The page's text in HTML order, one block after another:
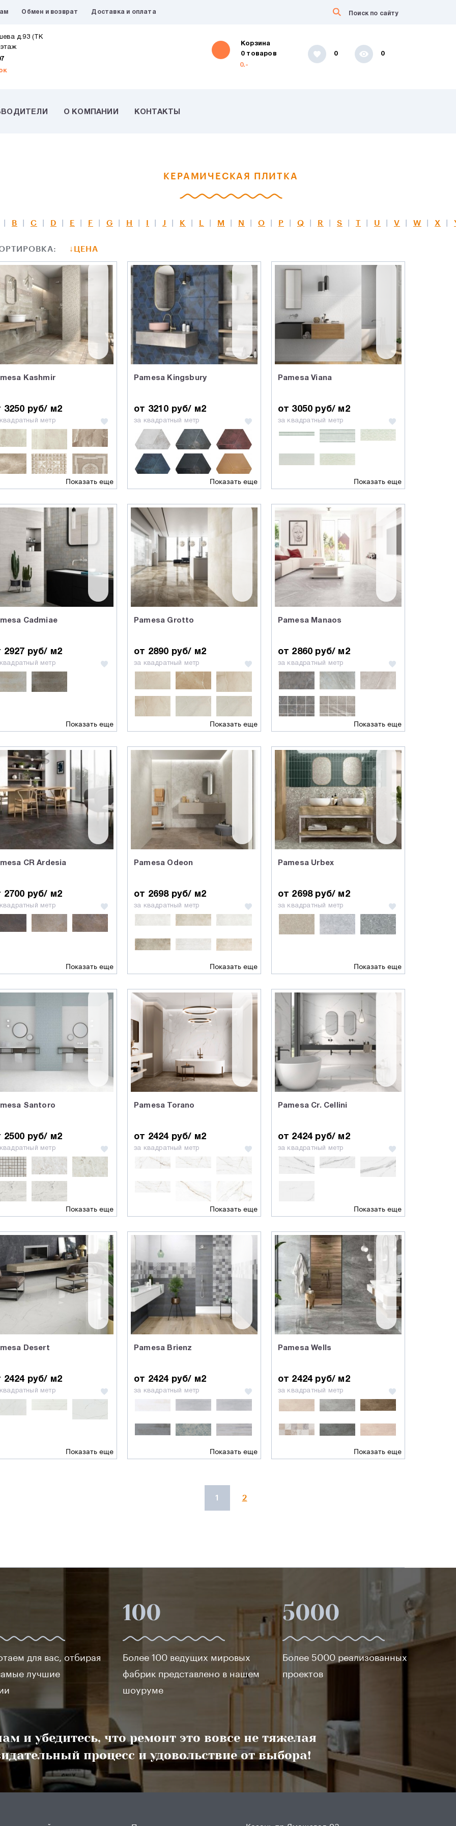
Обмен и возврат Доставка и оплата
д.93 (ТК
Корзина
0 товаров
0.-
0 0
О КОМПАНИИ КОНТАКТЫ
КЕРАМИЧЕСКАЯ ПЛИТКА
B C D E F G H J K M N O P Q R S T U V W X
ЦЕНА
Kashmir
3250 руб/ м2
метр
Показать еще
Pamesa Kingsbury
от 3210 руб/ м2
за квадратный метр
Показать еще
Pamesa Viana
от 3050 руб/ м2
за квадратный метр
Показать еще
Cadmiae
2927 руб/ м2
метр
Показать еще
Pamesa Grotto
от 2890 руб/ м2
за квадратный метр
Показать еще
Pamesa Manaos
от 2860 руб/ м2
за квадратный метр
Показать еще
CR Ardesia
2700 руб/ м2
метр
Показать еще
Pamesa Odeon
от 2698 руб/ м2
за квадратный метр
Показать еще
Pamesa Urbex
от 2698 руб/ м2
за квадратный метр
Показать еще
Santoro
2500 руб/ м2
метр
Показать еще
Pamesa Torano
от 2424 руб/ м2
за квадратный метр
Показать еще
Pamesa Cr. Cellini
от 2424 руб/ м2
за квадратный метр
Показать еще
Desert
2424 руб/ м2
метр
Показать еще
Pamesa Brienz
от 2424 руб/ м2
за квадратный метр
Показать еще
Pamesa Wells
от 2424 руб/ м2
за квадратный метр
Показать еще
1 2
для вас, отбирая
лучшие
100
Более 100 ведущих мировых
фабрик представлено в нашем
шоуруме
5000
Более 5000 реализованных
проектов
и убедитесь, что ремонт это вовсе не тяжелая
процесс и удовольствие от выбора!